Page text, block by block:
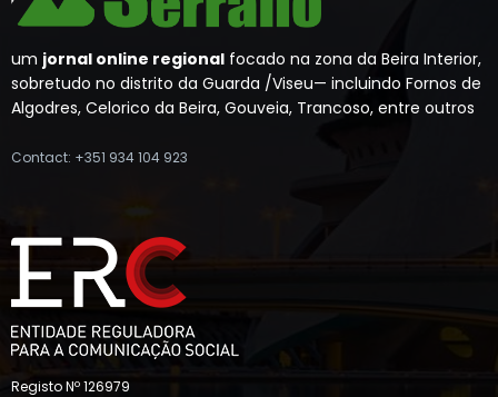
um jornal online regional focado na zona da Beira Interior,
sobretudo no distrito da Guarda /Viseu— incluindo Fornos de
Algodres, Celorico da Beira, Gouveia, Trancoso, entre outros
Contact: +351 934 104 923
Registo Nº 126979